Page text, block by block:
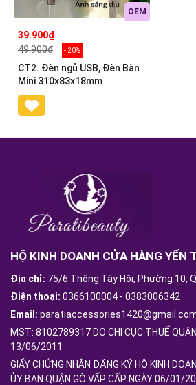
OEM
39.900₫
49.900₫
- 20%
CT2. Đèn ngủ USB, Đèn Bàn
Mini 310x83x18mm
HỘ KINH DOANH CỬA HÀNG YẾN
Địa chỉ: 75/6 Thông Tây Hội, Phường 10,
Điện thoại: 0366100004 - 0383006342
Email:
MST: 8102789317 DO CHI CỤC THUẾ
13/06/2011
GIẤY CHỨNG NHẬN ĐĂNG KÝ HỘ KINH
ỦY BAN QUẬN GÒ VẤP CẤP NGÀY 06/01/